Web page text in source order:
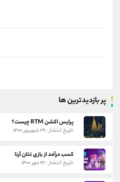
پر بازدیدترین ها
پرایس اکشن RTM چیست؟
تاریخ انتشار : ۲۹ شهریور ۱۴۰۰
کسب درآمد از بازی تتان آرنا
تاریخ انتشار : ۲۲ مهر ۱۴۰۰